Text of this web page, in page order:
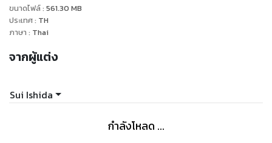
ขนาดไฟล์: 561.30 MB
ประเทศ: TH
ภาษา : Thai
จากผู้แต่ง
Sui Ishida
กำลังโหลด ...